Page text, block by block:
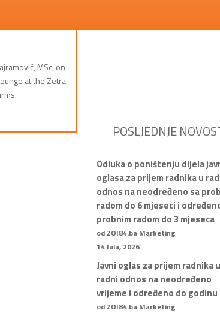
MSc, on
at the Zetra
POSLJEDNJE
Odluka o poništenju dijela
oglasa za prijem radnika u
odnos na neodređeno sa
radom do 6 mjeseci i
probnim radom do 3 mjeseca
od ZOI84.ba Marketing
14 Jula, 2026
Javni oglas za prijem radnika u
radni odnos na neodređeno
vrijeme i određeno do godinu
od ZOI84.ba Marketing